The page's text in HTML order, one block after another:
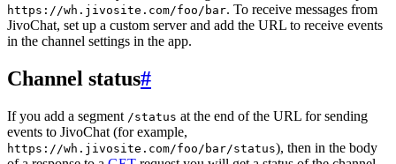
https://wh.jivosite.com/foo/bar. To receive messages from
JivoChat, set up a custom server and add the URL to receive events
in the channel settings in the app.
Channel status#
If you add a segment /status at the end of the URL for sending
events to JivoChat (for example,
https://wh.jivosite.com/foo/bar/status), then in the body